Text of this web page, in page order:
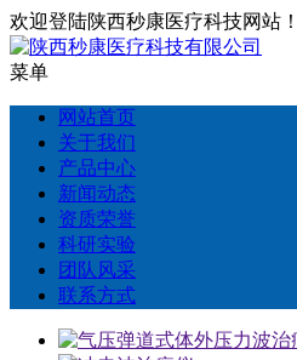
欢迎登陆陕西秒康医疗科技网站！
菜单
网站首页
关于我们
产品中心
新闻动态
资质荣誉
科研实验
团队风采
联系方式